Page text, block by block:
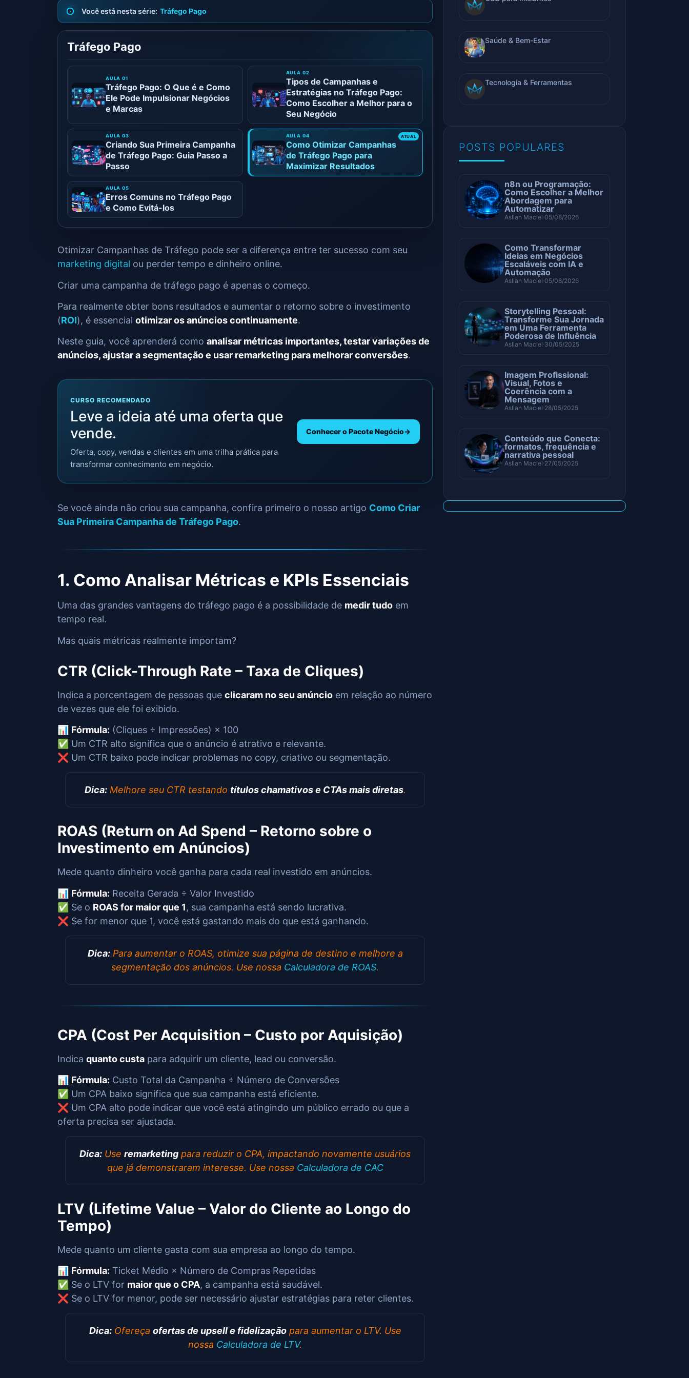
Tráfego Pago
Tráfego Pago
Tráfego Pago: O Que é e Como
Ele Pode Impulsionar Negócios
e Marcas
Tipos de Campanhas e
Estratégias no Tráfego Pago:
Como Escolher a Melhor para o
Seu Negócio
Criando Sua Primeira Campanha
de Tráfego Pago: Guia Passo a
Passo
Como Otimizar Campanhas
de Tráfego Pago para
Maximizar Resultados
Erros Comuns no Tráfego Pago
e Como Evitá-los
Otimizar Campanhas de Tráfego pode ser a diferença entre ter sucesso com seu
marketing digital ou perder tempo e dinheiro online.
Criar uma campanha de tráfego pago é apenas o começo.
Para realmente obter bons resultados e aumentar o retorno sobre o investimento
(ROI), é essencial otimizar os anúncios continuamente.
Neste guia, você aprenderá como analisar métricas importantes, testar variações de
anúncios, ajustar a segmentação e usar remarketing para melhorar conversões.
CURSO RECOMENDADO
Leve a ideia até uma oferta que
vende.
Oferta, copy, vendas e clientes em uma trilha prática para
transformar conhecimento em negócio.
Conhecer o Pacote Negócio→
Se você ainda não criou sua campanha, confira primeiro o nosso artigo Como Criar
Sua Primeira Campanha de Tráfego Pago.
1. Como Analisar Métricas e KPIs Essenciais
Uma das grandes vantagens do tráfego pago é a possibilidade de medir tudo em
tempo real.
Mas quais métricas realmente importam?
CTR (Click-Through Rate – Taxa de Cliques)
Indica a porcentagem de pessoas que clicaram no seu anúncio em relação ao número
de vezes que ele foi exibido.
📊 Fórmula: (Cliques ÷ Impressões) × 100
✅ Um CTR alto significa que o anúncio é atrativo e relevante.
❌ Um CTR baixo pode indicar problemas no copy, criativo ou segmentação.
Dica:Melhore seu CTR testando títulos chamativos e CTAs mais diretas.
ROAS (Return on Ad Spend – Retorno sobre o
Investimento em Anúncios)
Mede quanto dinheiro você ganha para cada real investido em anúncios.
📊 Fórmula: Receita Gerada ÷ Valor Investido
✅ Se o ROAS for maior que 1, sua campanha está sendo lucrativa.
❌ Se for menor que 1, você está gastando mais do que está ganhando.
Dica:Para aumentar o ROAS, otimize sua página de destino e melhore a
segmentação dos anúncios. Use nossa Calculadora de ROAS.
CPA (Cost Per Acquisition – Custo por Aquisição)
Indica quanto custa para adquirir um cliente, lead ou conversão.
📊 Fórmula: Custo Total da Campanha ÷ Número de Conversões
✅ Um CPA baixo significa que sua campanha está eficiente.
❌ Um CPA alto pode indicar que você está atingindo um público errado ou que a
oferta precisa ser ajustada.
Dica: Useremarketing para reduzir o CPA, impactando novamente usuários
que já demonstraram interesse. Use nossa Calculadora de CAC
LTV (Lifetime Value – Valor do Cliente ao Longo do
Tempo)
Mede quanto um cliente gasta com sua empresa ao longo do tempo.
📊 Fórmula: Ticket Médio × Número de Compras Repetidas
✅ Se o LTV for maior que o CPA, a campanha está saudável.
❌ Se o LTV for menor, pode ser necessário ajustar estratégias para reter clientes.
Dica:Ofereça ofertas de upsell e fidelizaçãopara aumentar o LTV. Use
nossa Calculadora de LTV.
Saúde & Bem-Estar
Tecnologia & Ferramentas
POSTS POPULARES
n8n ou Programação:
Como Escolher a Melhor
Abordagem para
Automatizar
Asllan Maciel 05/08/2026
Como Transformar
Ideias em Negócios
Escaláveis com IA e
Automação
Asllan Maciel 05/08/2026
Storytelling Pessoal:
Transforme Sua Jornada
em Uma Ferramenta
Poderosa de Influência
Asllan Maciel 30/05/2025
Imagem Profissional:
Visual, Fotos e
Coerência com a
Mensagem
Asllan Maciel 28/05/2025
Conteúdo que Conecta:
formatos, frequência e
narrativa pessoal
Asllan Maciel 27/05/2025